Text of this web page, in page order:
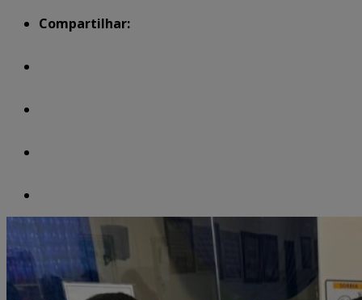
Compartilhar: